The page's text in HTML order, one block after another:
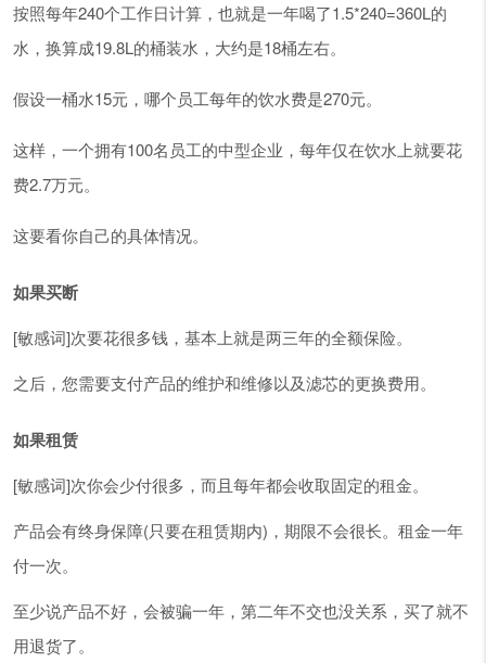
按照每年240个工作日计算，也就是一年喝了1.5*240=360L的
水，换算成19.8L的桶装水，大约是18桶左右。
假设一桶水15元，哪个员工每年的饮水费是270元。
这样，一个拥有100名员工的中型企业，每年仅在饮水上就要花
费2.7万元。
这要看你自己的具体情况。
如果买断
[敏感词]次要花很多钱，基本上就是两三年的全额保险。
之后，您需要支付产品的维护和维修以及滤芯的更换费用。
如果租赁
[敏感词]次你会少付很多，而且每年都会收取固定的租金。
产品会有终身保障(只要在租赁期内)，期限不会很长。租金一年
付一次。
至少说产品不好，会被骗一年，第二年不交也没关系，买了就不
用退货了。